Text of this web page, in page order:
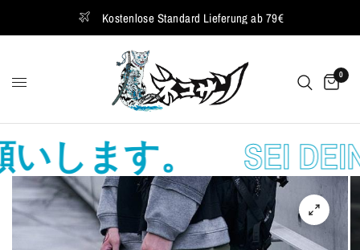
Kostenlose Standard Lieferung ab 79€
0
します。 SEI